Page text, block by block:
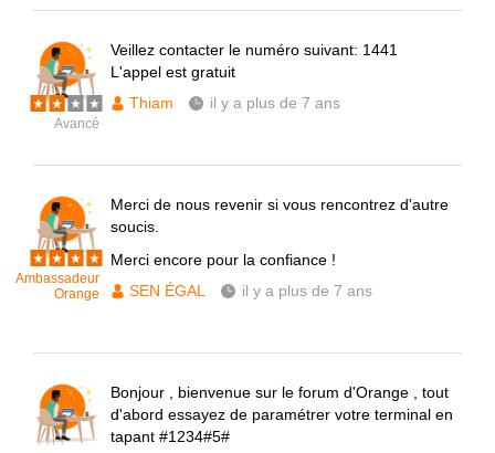
Avancé
Veillez contacter le numéro suivant: 1441
L'appel est gratuit
Thiam
il y a plus de 7 ans
Ambassadeur
Orange
Merci de nous revenir si vous rencontrez d'autre
soucis.
Merci encore pour la confiance !
SEN ÉGAL
il y a plus de 7 ans
Bonjour , bienvenue sur le forum d'Orange , tout
d'abord essayez de paramétrer votre terminal en
tapant #1234#5#